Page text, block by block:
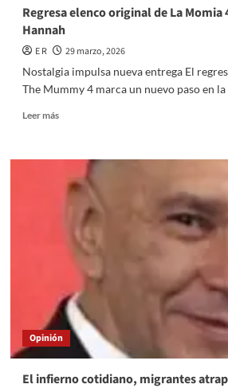
Regresa elenco original de La
Hannah
E R
29 marzo, 2026
Nostalgia impulsa nueva entrega El
The Mummy 4 marca un nuevo paso en
Leer másRead
Regresa
elenco
original
Momia
Hannah
Opinión
El infierno cotidiano, migrantes